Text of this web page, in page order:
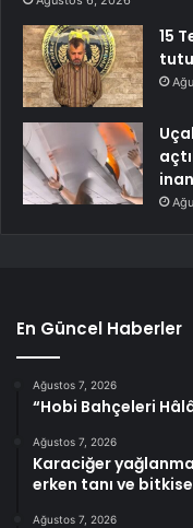
15
En Güncel Haberler
Ağustos 7, 2026
“Hobi Bahçeleri
Ağustos 7, 2026
Karaciğer
erken tanı ve
Ağustos 7, 2026